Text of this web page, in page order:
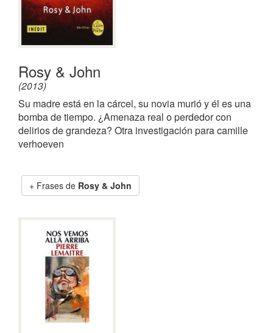
Rosy & John
(2013)
Su madre está en la cárcel, su novia murió y él es una
bomba de tiempo. ¿Amenaza real o perdedor con
delirios de grandeza? Otra investigación para camille
verhoeven
Frases de Rosy & John